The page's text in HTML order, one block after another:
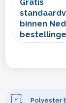
Gratis
binnen
Polyester